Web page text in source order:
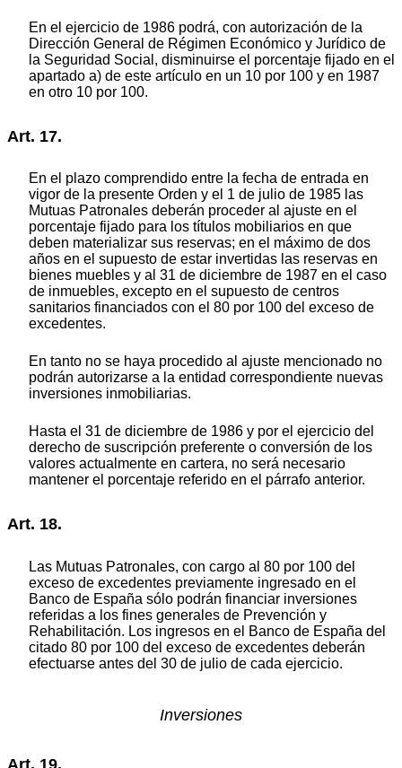
En el ejercicio de 1986 podrá, con autorización de la
Dirección General de Régimen Económico y Jurídico de
la Seguridad Social, disminuirse el porcentaje fijado en el
apartado a) de este artículo en un 10 por 100 y en 1987
en otro 10 por 100.
Art. 17.
En el plazo comprendido entre la fecha de entrada en
vigor de la presente Orden y el 1 de julio de 1985 las
Mutuas Patronales deberán proceder al ajuste en el
porcentaje fijado para los títulos mobiliarios en que
deben materializar sus reservas; en el máximo de dos
años en el supuesto de estar invertidas las reservas en
bienes muebles y al 31 de diciembre de 1987 en el caso
de inmuebles, excepto en el supuesto de centros
sanitarios financiados con el 80 por 100 del exceso de
excedentes.
En tanto no se haya procedido al ajuste mencionado no
podrán autorizarse a la entidad correspondiente nuevas
inversiones inmobiliarias.
Hasta el 31 de diciembre de 1986 y por el ejercicio del
derecho de suscripción preferente o conversión de los
valores actualmente en cartera, no será necesario
mantener el porcentaje referido en el párrafo anterior.
Art. 18.
Las Mutuas Patronales, con cargo al 80 por 100 del
exceso de excedentes previamente ingresado en el
Banco de España sólo podrán financiar inversiones
referidas a los fines generales de Prevención y
Rehabilitación. Los ingresos en el Banco de España del
citado 80 por 100 del exceso de excedentes deberán
efectuarse antes del 30 de julio de cada ejercicio.
Inversiones
Art. 19.